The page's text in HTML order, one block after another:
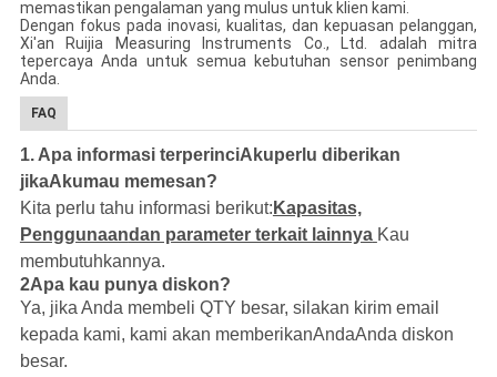
memastikan pengalaman yang mulus untuk klien kami.
Dengan fokus pada inovasi, kualitas, dan kepuasan pelanggan,
Xi'an Ruijia Measuring Instruments Co., Ltd. adalah mitra
tepercaya Anda untuk semua kebutuhan sensor penimbang
Anda.
FAQ
1. Apa informasi terperinciAkuperlu diberikan
jikaAkumau memesan?
Kita perlu tahu informasi berikut: Kapasitas,
Penggunaandan parameter terkait lainnya Kau
membutuhkannya.
2Apa kau punya diskon?
Ya, jika Anda membeli QTY besar, silakan kirim email
kepada kami, kami akan memberikanAndaAnda diskon
besar.